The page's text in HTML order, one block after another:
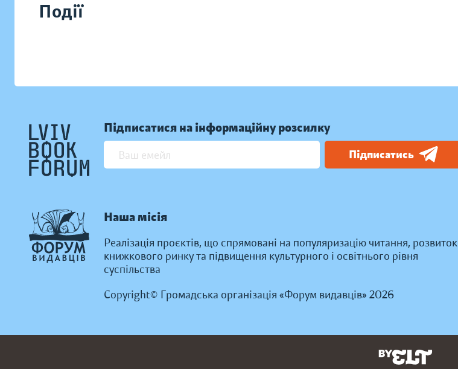
Події
Підписатися на інформаційну розсилку
Підписатись
Наша місія
Реалізація проєктів, що спрямовані на популяризацію читання, розвиток
книжкового ринку та підвищення культурного і освітнього рівня
суспільства
Copyright© Громадська організація «Форум видавців» 2026